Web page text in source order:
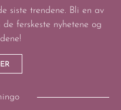
siste trendene. Bli en av
ferskeste nyhetene og